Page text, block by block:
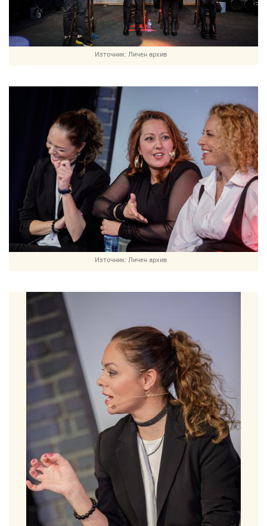
Източник: Личен архив
Източник: Личен архив